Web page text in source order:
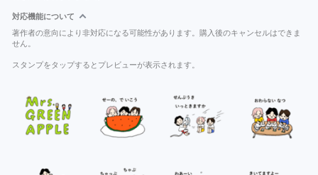
対応機能について
著作者の意向により非対応になる可能性があります。購入後のキャンセルはできま
せん。
スタンプをタップするとプレビューが表示されます。